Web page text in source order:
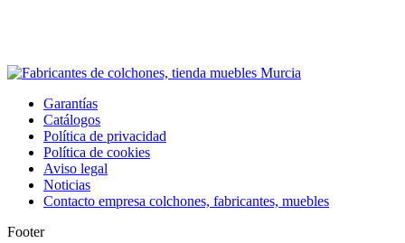
Garantías
Catálogos
Política de privacidad
Política de cookies
Aviso legal
Noticias
Contacto empresa colchones, fabricantes, muebles
Footer